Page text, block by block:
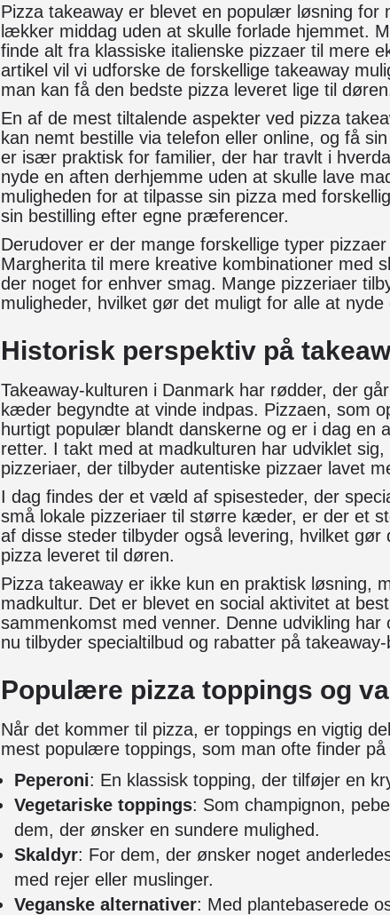
Pizza takeaway er blevet en populær løsning for
lækker middag uden at skulle forlade hjemmet.
finde alt fra klassiske italienske pizzaer til mere
artikel vil vi udforske de forskellige takeaway
man kan få den bedste pizza leveret lige til
En af de mest tiltalende aspekter ved pizza
kan nemt bestille via telefon eller online, og få
er især praktisk for familier, der har travlt i
nyde en aften derhjemme uden at skulle lave
muligheden for at tilpasse sin pizza med
sin bestilling efter egne præferencer.
Derudover er der mange forskellige typer
Margherita til mere kreative kombinationer med
der noget for enhver smag. Mange pizzeriaer
muligheder, hvilket gør det muligt for alle at
Historisk perspektiv på
Takeaway-kulturen i Danmark har rødder, der
kæder begyndte at vinde indpas. Pizzaen, som
hurtigt populær blandt danskerne og er i dag en
retter. I takt med at madkulturen har udviklet
pizzeriaer, der tilbyder autentiske pizzaer lavet
I dag findes der et væld af spisesteder, der
små lokale pizzeriaer til større kæder, er der et
af disse steder tilbyder også levering, hvilket
pizza leveret til døren.
Pizza takeaway er ikke kun en praktisk løsning,
madkultur. Det er blevet en social aktivitet at
sammenkomst med venner. Denne udvikling
nu tilbyder specialtilbud og rabatter på takeaway-
Populære pizza toppings og
Når det kommer til pizza, er toppings en vigtig
mest populære toppings, som man ofte finder på
Peperoni: En klassisk topping, der tilføjer en
Vegetariske toppings: Som champignon,
dem, der ønsker en sundere mulighed.
Skaldyr: For dem, der ønsker noget
med rejer eller muslinger.
Veganske alternativer: Med plantebaserede